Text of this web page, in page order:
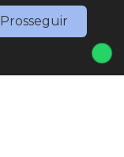
Prosseguir